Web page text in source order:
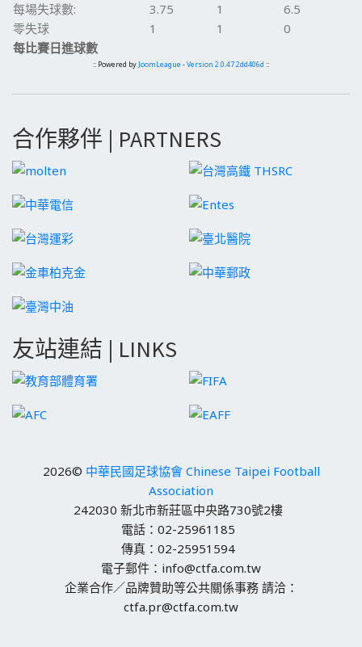
每場失球數:
3.75 1
6.5
零失球
1 1
0
每比賽日進球數
:: Powered by JoomLeague -Version 2.0.47.2dd406d ::
合作夥伴 | PARTNERS
友站連結 | LINKS
2026© 中華民國足球協會 Chinese Taipei Football
Association
242030 新北市新莊區中央路730號2樓
電話：02-25961185
傳真：02-25951594
電子郵件：info@ctfa.com.tw
企業合作／品牌贊助等公共關係事務 請洽：
ctfa.pr@ctfa.com.tw